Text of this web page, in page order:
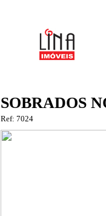
SOBRADOS
Ref: 7024